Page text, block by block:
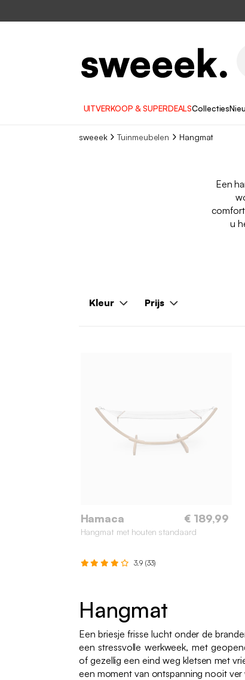
UITVERKOOP & SUPERDEALSCollecties
sweeek Tuinmeubelen Hangmat
Een
u
Kleur Prijs
Hamaca € 189,99
Hangmat met houten standaard
3.9 (33)
Hangmat
Een briesje frisse lucht onder de
een stressvolle werkweek, met
of gezellig een eind weg kletsen met
een moment van ontspanning nooit ver